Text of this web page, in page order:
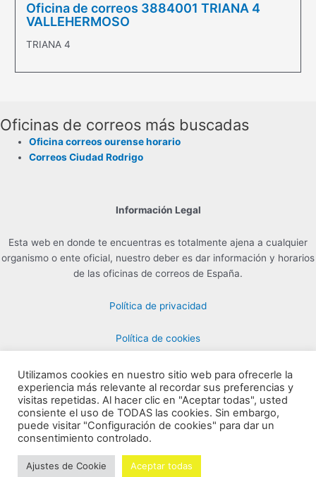
Oficina de correos 3884001 TRIANA 4
VALLEHERMOSO
TRIANA 4
Oficinas de correos más buscadas
Oficina correos ourense horario
Correos Ciudad Rodrigo
Información Legal
Esta web en donde te encuentras es totalmente ajena a cualquier
organismo o ente oficial, nuestro deber es dar información y horarios
de las oficinas de correos de España.
Política de privacidad
Política de cookies
Contacto para Publicidad en info@horarioscorreos.com
Copyright © 2026 Horarios de las Oficinas de Correos | Creada por
horarioscorreos.com
Utilizamos cookies en nuestro sitio web para ofrecerle la
experiencia más relevante al recordar sus preferencias y
visitas repetidas. Al hacer clic en "Aceptar todas", usted
consiente el uso de TODAS las cookies. Sin embargo,
puede visitar "Configuración de cookies" para dar un
consentimiento controlado.
Ajustes de Cookie Aceptar todas